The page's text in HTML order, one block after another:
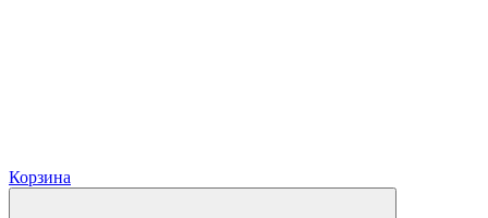
Корзина